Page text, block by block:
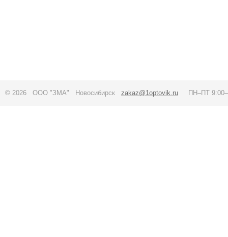
© 2026 ООО "ЗМА" Новосибирск zakaz@1optovik.ru ПН–ПТ